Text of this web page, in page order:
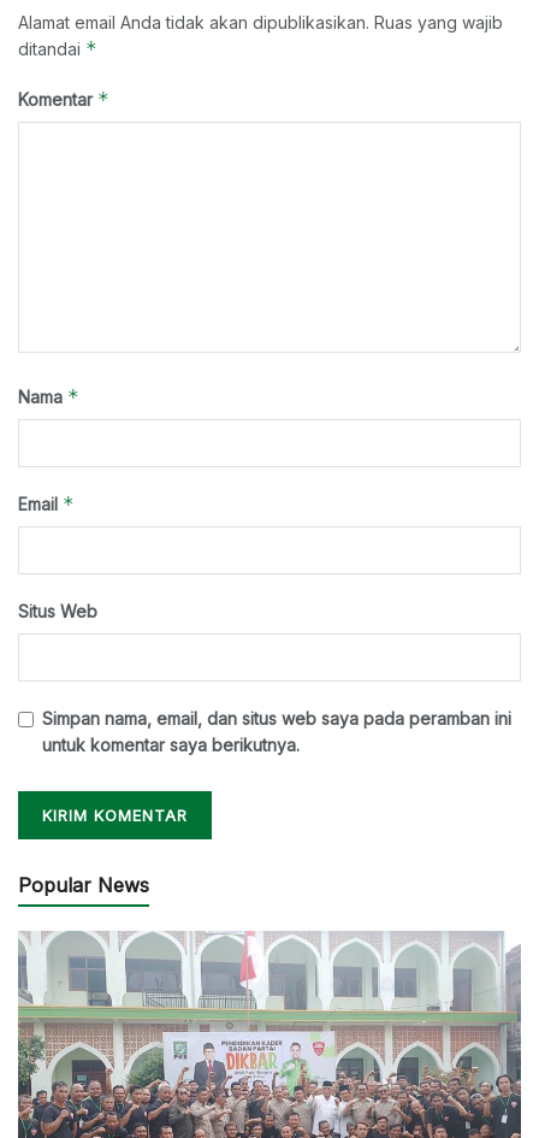
Alamat email Anda tidak akan dipublikasikan. Ruas yang wajib
ditandai *
Komentar *
Nama *
Email *
Situs Web
Simpan nama, email, dan situs web saya pada peramban ini
untuk komentar saya berikutnya.
Popular News